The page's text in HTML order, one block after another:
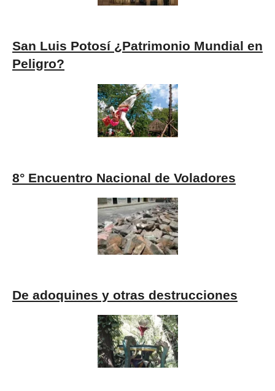
San Luis Potosí ¿Patrimonio Mundial en
Peligro?
8° Encuentro Nacional de Voladores
De adoquines y otras destrucciones